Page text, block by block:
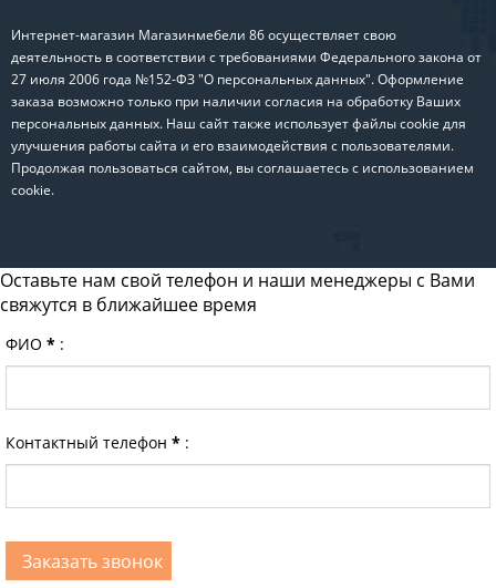
Интернет-магазин Магазинмебели 86 осуществляет свою
деятельность в соответствии с требованиями Федерального закона от
27 июля 2006 года №152-ФЗ "О персональных данных". Оформление
заказа возможно только при наличии согласия на обработку Ваших
персональных данных. Наш сайт также использует файлы cookie для
улучшения работы сайта и его взаимодействия с пользователями.
Продолжая пользоваться сайтом, вы соглашаетесь с использованием
cookie.
Оставьте нам свой телефон и наши менеджеры с Вами
свяжутся в ближайшее время
ФИО * :
Контактный телефон * :